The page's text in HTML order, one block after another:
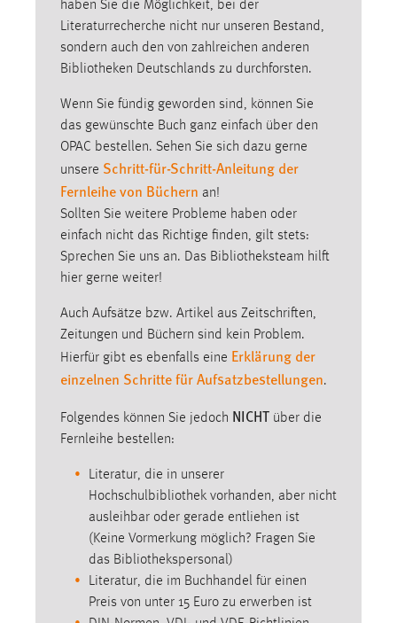
haben Sie die Möglichkeit, bei der
Literaturrecherche nicht nur unseren Bestand,
sondern auch den von zahlreichen anderen
Bibliotheken Deutschlands zu durchforsten.
Wenn Sie fündig geworden sind, können Sie
das gewünschte Buch ganz einfach über den
OPAC bestellen. Sehen Sie sich dazu gerne
unsere Schritt-für-Schritt-Anleitung der
Fernleihe von Büchern an!
Sollten Sie weitere Probleme haben oder
einfach nicht das Richtige finden, gilt stets:
Sprechen Sie uns an. Das Bibliotheksteam hilft
hier gerne weiter!
Auch Aufsätze bzw. Artikel aus Zeitschriften,
Zeitungen und Büchern sind kein Problem.
Hierfür gibt es ebenfalls eine Erklärung der
einzelnen Schritte für Aufsatzbestellungen.
Folgendes können Sie jedoch NICHT über die
Fernleihe bestellen:
Literatur, die in unserer
Hochschulbibliothek vorhanden, aber nicht
ausleihbar oder gerade entliehen ist
(Keine Vormerkung möglich? Fragen Sie
das Bibliothekspersonal)
Literatur, die im Buchhandel für einen
Preis von unter 15 Euro zu erwerben ist
Diese Informationen helfen uns zu verstehen, wie
unsere Besucher unsere Website nutzen.
Matomo
Name:
_pk_ref, _pk_cvar, _pk_id, _pk_ses
Cookie Laufzeit:
Max. 13 Monate
MARKETING
Marketing Cookies werden von Drittanbietern
verwendet, um personalisierte Werbung anzuzeigen.
Sie tun dies, indem sie Besucher über Websites
Google Ads
Name:
_gcl_au
Anbieter:
Google Ireland Limited
Zweck:
Conversion-Tracking